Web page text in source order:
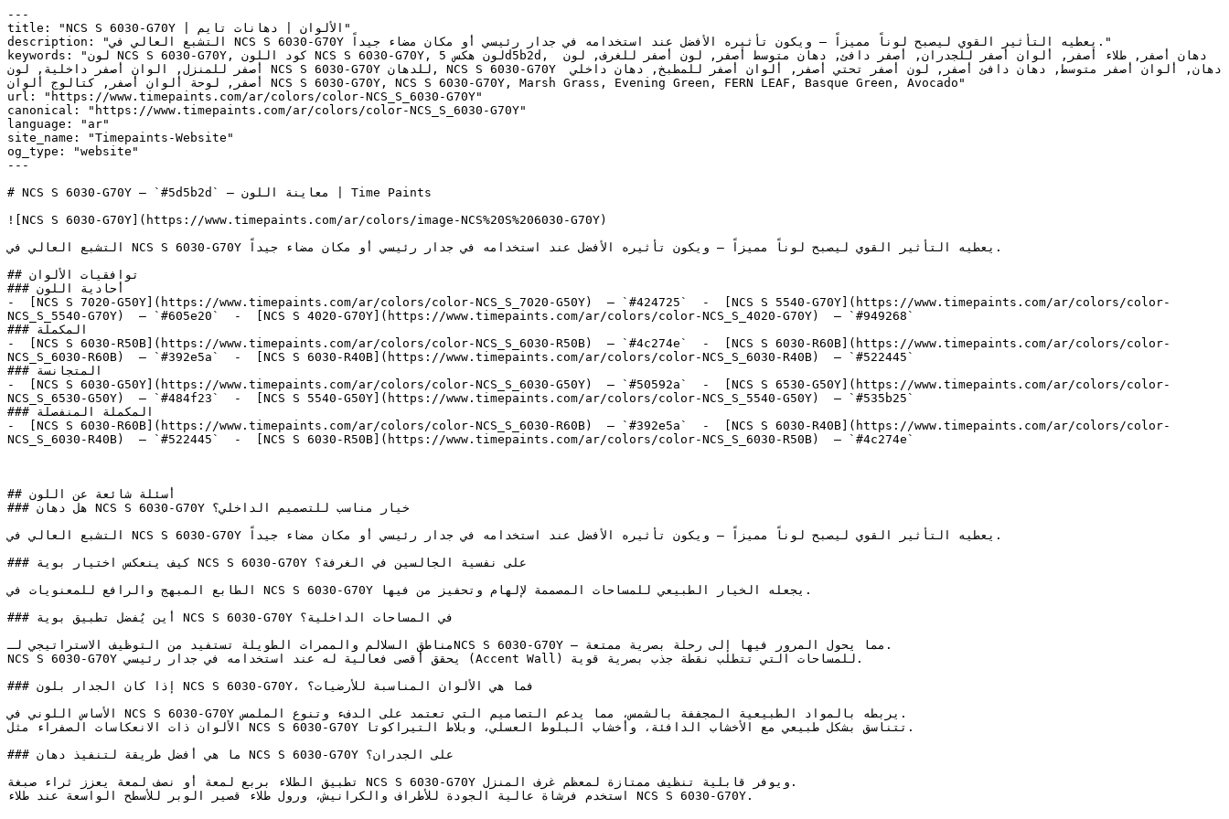
---
title: "NCS S 6030-G70Y | الألوان | دهانات تايم"
description: "التشبع العالي في NCS S 6030-G70Y يعطيه التأثير القوي ليصبح لوناً مميزاً — ويكون تأثيره الأفضل عند استخدامه في جدار رئيسي أو مكان مضاء جيداً."
keywords: "لون NCS S 6030-G70Y, كود اللون NCS S 6030-G70Y, لون هكس 5d5b2d, دهان أصفر, طلاء أصفر, ألوان أصفر للجدران, أصفر دافئ, دهان متوسط أصفر, لون أصفر للغرف, لون
أصفر للمنزل, الوان أصفر داخلية, لون NCS S 6030-G70Y للدهان, NCS S 6030-G70Y دهان, ألوان أصفر متوسط, دهان دافئ أصفر, لون أصفر تحتي أصفر, ألوان أصفر للمطبخ, دهان داخلي
أصفر, لوحة ألوان أصفر, كتالوج ألوان NCS S 6030-G70Y, NCS S 6030-G70Y, Marsh Grass, Evening Green, FERN LEAF, Basque Green, Avocado"
url: "https://www.timepaints.com/ar/colors/color-NCS_S_6030-G70Y"
canonical: "https://www.timepaints.com/ar/colors/color-NCS_S_6030-G70Y"
language: "ar"
site_name: "Timepaints-Website"
og_type: "website"
---
# NCS S 6030-G70Y — `#5d5b2d` — معاينة اللون | Time Paints
![NCS S 6030-G70Y](https://www.timepaints.com/ar/colors/image-NCS%20S%206030-G70Y)
التشبع العالي في NCS S 6030-G70Y يعطيه التأثير القوي ليصبح لوناً مميزاً — ويكون تأثيره الأفضل عند استخدامه في جدار رئيسي أو مكان مضاء جيداً.
## توافقيات الألوان
### أحادية اللون
-  [NCS S 7020-G50Y](https://www.timepaints.com/ar/colors/color-NCS_S_7020-G50Y)  — `#424725`  -  [NCS S 5540-G70Y](https://www.timepaints.com/ar/colors/color-
NCS_S_5540-G70Y)  — `#605e20`  -  [NCS S 4020-G70Y](https://www.timepaints.com/ar/colors/color-NCS_S_4020-G70Y)  — `#949268`
### المكملة
-  [NCS S 6030-R50B](https://www.timepaints.com/ar/colors/color-NCS_S_6030-R50B)  — `#4c274e`  -  [NCS S 6030-R60B](https://www.timepaints.com/ar/colors/color-
NCS_S_6030-R60B)  — `#392e5a`  -  [NCS S 6030-R40B](https://www.timepaints.com/ar/colors/color-NCS_S_6030-R40B)  — `#522445`
### المتجانسة
-  [NCS S 6030-G50Y](https://www.timepaints.com/ar/colors/color-NCS_S_6030-G50Y)  — `#50592a`  -  [NCS S 6530-G50Y](https://www.timepaints.com/ar/colors/color-
NCS_S_6530-G50Y)  — `#484f23`  -  [NCS S 5540-G50Y](https://www.timepaints.com/ar/colors/color-NCS_S_5540-G50Y)  — `#535b25`
### المكملة المنفصلة
-  [NCS S 6030-R60B](https://www.timepaints.com/ar/colors/color-NCS_S_6030-R60B)  — `#392e5a`  -  [NCS S 6030-R40B](https://www.timepaints.com/ar/colors/color-
NCS_S_6030-R40B)  — `#522445`  -  [NCS S 6030-R50B](https://www.timepaints.com/ar/colors/color-NCS_S_6030-R50B)  — `#4c274e`
## أسئلة شائعة عن اللون
### هل دهان NCS S 6030-G70Y خيار مناسب للتصميم الداخلي؟
التشبع العالي في NCS S 6030-G70Y يعطيه التأثير القوي ليصبح لوناً مميزاً — ويكون تأثيره الأفضل عند استخدامه في جدار رئيسي أو مكان مضاء جيداً.
### كيف ينعكس اختيار بوية NCS S 6030-G70Y على نفسية الجالسين في الغرفة؟
الطابع المبهج والرافع للمعنويات في NCS S 6030-G70Y يجعله الخيار الطبيعي للمساحات المصممة لإلهام وتحفيز من فيها.
### أين يُفضل تطبيق بوية NCS S 6030-G70Y في المساحات الداخلية؟
مناطق السلالم والممرات الطويلة تستفيد من التوظيف الاستراتيجي لـNCS S 6030-G70Y — مما يحول المرور فيها إلى رحلة بصرية ممتعة.
NCS S 6030-G70Y يحقق أقصى فعالية له عند استخدامه في جدار رئيسي (Accent Wall) للمساحات التي تتطلب نقطة جذب بصرية قوية.
### إذا كان الجدار بلون NCS S 6030-G70Y، فما هي الألوان المناسبة للأرضيات؟
الأساس اللوني في NCS S 6030-G70Y يربطه بالمواد الطبيعية المجففة بالشمس، مما يدعم التصاميم التي تعتمد على الدفء وتنوع الملمس.
الألوان ذات الانعكاسات الصفراء مثل NCS S 6030-G70Y تتناسق بشكل طبيعي مع الأخشاب الدافئة، وأخشاب البلوط العسلي، وبلاط التيراكوتا.
### ما هي أفضل طريقة لتنفيذ دهان NCS S 6030-G70Y على الجدران؟
تطبيق الطلاء بربع لمعة أو نصف لمعة يعزز ثراء صبغة NCS S 6030-G70Y ويوفر قابلية تنظيف ممتازة لمعظم غرف المنزل.
استخدم فرشاة عالية الجودة للأطراف والكرانيش، ورول طلاء قصير الوبر للأسطح الواسعة عند طلاء NCS S 6030-G70Y.